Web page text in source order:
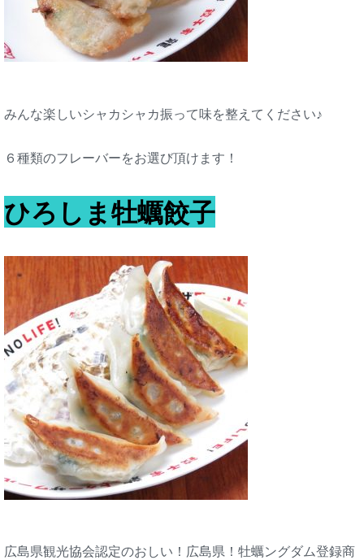
みんな楽しいシャカシャカ振って味を整えてください♪
６種類のフレーバーをお選び頂けます！
ひろしま牡蠣餃子
広島県観光協会認定のおしい！広島県！牡蠣ングダム登録商